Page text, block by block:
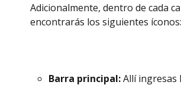
Adicionalmente, dentro de cada
encontrarás los siguientes íconos:
Barra principal: Allí ingresas